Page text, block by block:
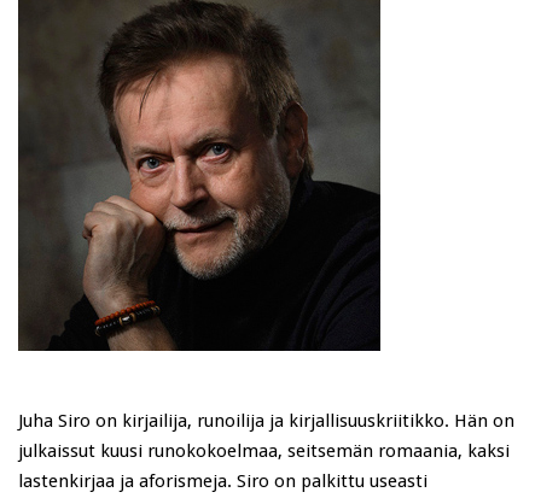
Juha Siro on kirjailija, runoilija ja kirjallisuuskriitikko. Hän on
julkaissut kuusi runokokoelmaa, seitsemän romaania, kaksi
lastenkirjaa ja aforismeja. Siro on palkittu useasti